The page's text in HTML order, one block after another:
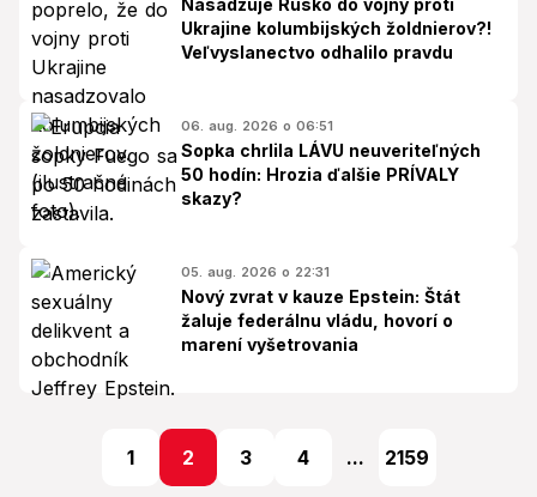
Nasadzuje Rusko do vojny proti
Ukrajine kolumbijských žoldnierov?!
Veľvyslanectvo odhalilo pravdu
06. aug. 2026 o 06:51
Sopka chrlila LÁVU neuveriteľných
50 hodín: Hrozia ďalšie PRÍVALY
skazy?
05. aug. 2026 o 22:31
Nový zvrat v kauze Epstein: Štát
žaluje federálnu vládu, hovorí o
marení vyšetrovania
1 2 3 4 ... 2159